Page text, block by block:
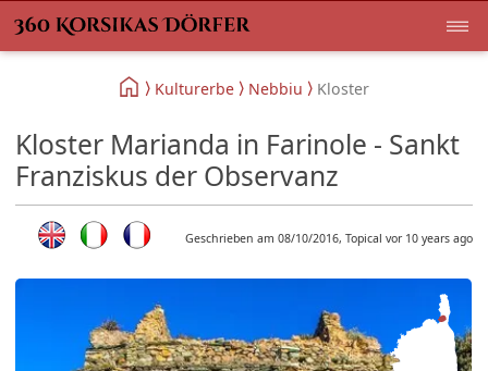
Kulturerbe Nebbiu Kloster
Kloster Marianda in Farinole - Sankt
Franziskus der Observanz
Geschrieben am 08/10/2016, Topical vor 10 years ago